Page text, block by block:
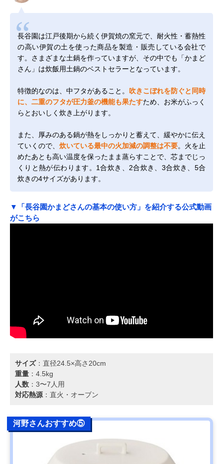
長谷園は江戸後期から続く伊賀焼の窯元で、耐火性・蓄熱性
の高い伊賀の土を使った商品を製造・販売している会社で
す。さまざまな土鍋を作っていますが、その中でも「かまど
さん」は炊飯用土鍋のベストセラーとなっています。
特徴的なのは、中フタがあること。 吹きこぼれを防ぐと同時
に、二重のフタが圧力釜の機能も果たすため、お米がふっく
らとおいしく炊き上がります。
また、厚みのある鍋が熱をしっかりと蓄えて、緩やかに伝え
ていくので、 炊いている最中の火加減の調整は不要。火を止
めたあとも高い温度を保ったまま蒸らすことで、芯までじっ
くりと熱が伝わります。1合炊き、2合炊き、3合炊き、5合
炊きの4サイズがあります。
▼「長谷園かまどさんの基本の使い方」を紹介する公式動画
がこちら
サイズ：直径24.5×高さ20cm
重量 ：4.5kg
人数 ：3〜7人用
対応熱源 ：直火・オーブン
河野さんおすすめ⑤